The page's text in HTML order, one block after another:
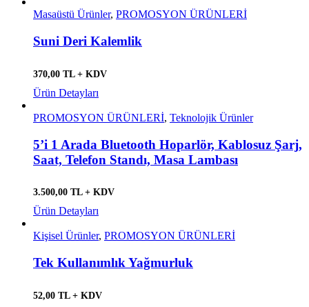
Masaüstü Ürünler, PROMOSYON ÜRÜNLERİ
Suni Deri Kalemlik
370,00 TL + KDV
Ürün Detayları
PROMOSYON ÜRÜNLERİ, Teknolojik Ürünler
5’i 1 Arada Bluetooth Hoparlör, Kablosuz Şarj,
Saat, Telefon Standı, Masa Lambası
3.500,00 TL + KDV
Ürün Detayları
Kişisel Ürünler, PROMOSYON ÜRÜNLERİ
Tek Kullanımlık Yağmurluk
52,00 TL + KDV